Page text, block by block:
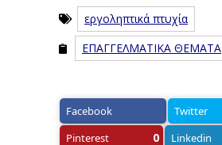
εργοληπτικά πτυχία
ΕΠΑΓΓΕΛΜΑΤΙΚΑ ΘΕΜΑΤΑ
Facebook
Twitter
Pinterest
0 Linkedin